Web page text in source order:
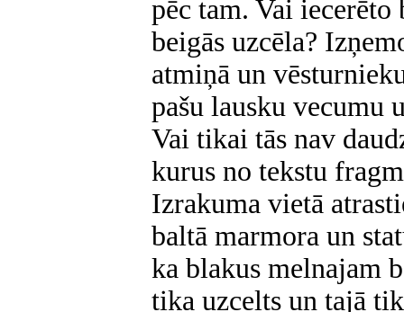
pēc tam. Vai
beigās uzcēla?
atmiņā un
pašu lausku vecumu
Vai tikai tās nav
kurus no tekstu
Izrakuma vietā
baltā marmora un
ka blakus melnajam
tika uzcelts un tajā